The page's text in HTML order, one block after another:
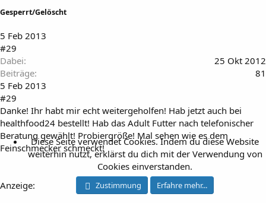
Gesperrt/Gelöscht
5 Feb 2013
#29
Dabei
25 Okt 2012
Beiträge
81
5 Feb 2013
#29
Danke! Ihr habt mir echt weitergeholfen! Hab jetzt auch bei
healthfood24 bestellt! Hab das Adult Futter nach telefonischer
Beratung gewählt! Probiergröße! Mal sehen wie es dem
Feinschmecker schmeckt!
Anzeige:
Diese Seite verwendet Cookies. Indem du diese Website
weiterhin nutzt, erklärst du dich mit der Verwendung von
Cookies einverstanden.
Zustimmung Erfahre mehr...